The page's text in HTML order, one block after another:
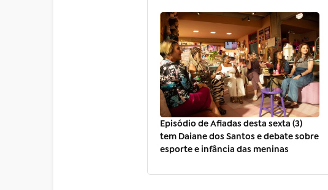
Episódio de Afiadas desta sexta (3)
tem Daiane dos Santos e debate sobre
esporte e infância das meninas